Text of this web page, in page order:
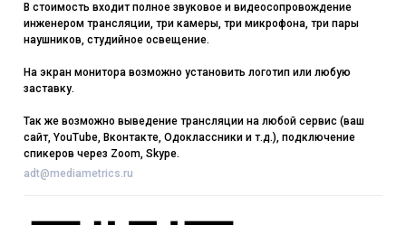
В стоимость входит полное звуковое и видеосопровождение
инженером трансляции, три камеры, три микрофона, три пары
наушников, студийное освещение.
На экран монитора возможно установить логотип или любую
заставку.
Так же возможно выведение трансляции на любой сервис (ваш
сайт, YouTube, Вконтакте, Одоклассники и т.д.), подключение
спикеров через Zoom, Skype.
adt@mediametrics.ru